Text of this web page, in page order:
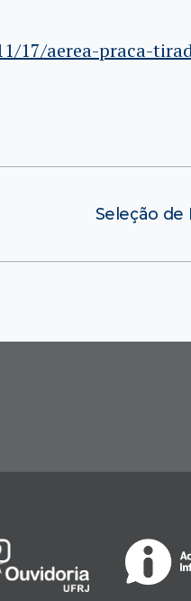
17/aerea-praca-
Seleção de